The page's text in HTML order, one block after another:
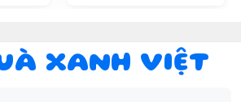
XANH VIỆT